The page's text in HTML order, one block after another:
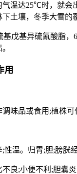
温达25℃时，就会
土壤，冬季大雪的
基异硫氰酸脂，
用
品或食用;植株可
温。归胃;胆;膀胱
;小便不利;胆囊炎;